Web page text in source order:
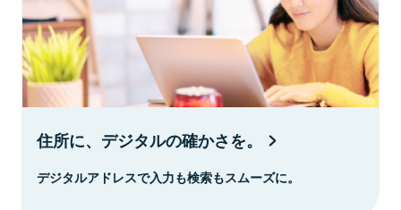
住所に、デジタルの確かさを。
デジタルアドレスで入力も検索もスムーズに。